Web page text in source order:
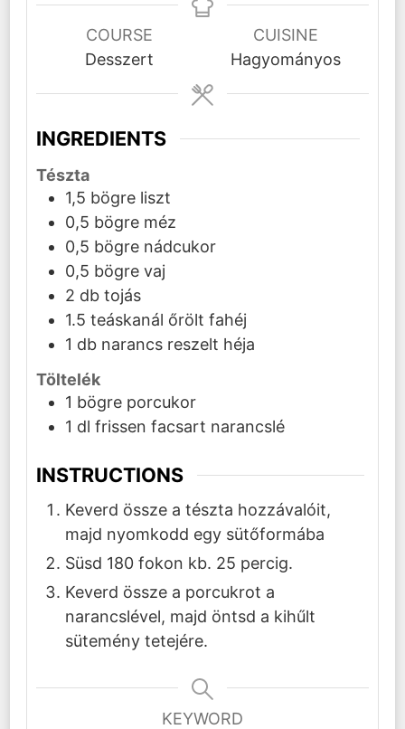
COURSE
Desszert
CUISINE
Hagyományos
INGREDIENTS
Tészta
1,5 bögre liszt
0,5 bögre méz
0,5 bögre nádcukor
0,5 bögre vaj
2 db tojás
1.5 teáskanál őrölt fahéj
1 db narancs reszelt héja
Töltelék
1 bögre porcukor
1 dl frissen facsart narancslé
INSTRUCTIONS
Keverd össze a tészta hozzávalóit,
majd nyomkodd egy sütőformába
Süsd 180 fokon kb. 25 percig.
Keverd össze a porcukrot a
narancslével, majd öntsd a kihűlt
sütemény tetejére.
KEYWORD